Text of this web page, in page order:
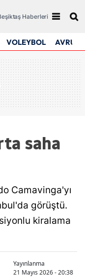
Haberleri
VOLEYBOL
saha
Camavinga'yı
görüştü.
kiralama
Yayınlanma
21 Mayıs 2026 - 20:38